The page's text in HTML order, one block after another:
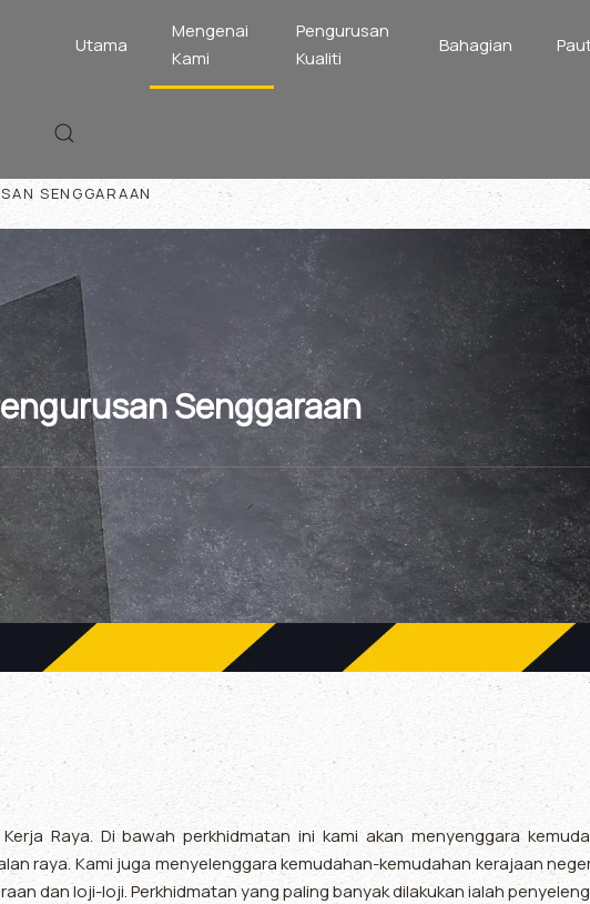
Utama
Mengenai
Kami
Pengurusan
Kualiti
Bahagian
SENGGARAAN
Senggaraan
Raya. Di bawah perkhidmatan ini kami akan menyenggara
raya. Kami juga menyelenggara kemudahan-kemudahan kerajaan
dan loji-loji. Perkhidmatan yang paling banyak dilakukan ialah